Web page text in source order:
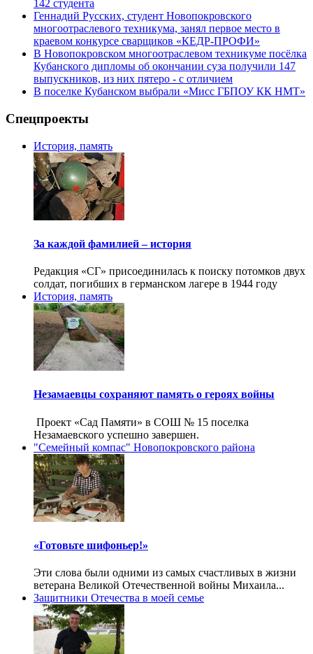
142 студента
Геннадий Русских, студент Новопокровского
многоотраслевого техникума, занял первое место в
краевом конкурсе сварщиков «КЕДР-ПРОФИ»
В Новопокровском многоотраслевом техникуме посёлка
Кубанского дипломы об окончании суза получили 147
выпускников, из них пятеро - с отличием
В поселке Кубанском выбрали «Мисс ГБПОУ КК НМТ»
Спецпроекты
История, память
За каждой фамилией – история
Редакция «СГ» присоединилась к поиску потомков двух
солдат, погибших в германском лагере в 1944 году
История, память
Незамаевцы сохраняют память о героях войны
Проект «Сад Памяти» в СОШ № 15 поселка
Незамаевского успешно завершен.
"Семейный компас" Новопокровского района
«Готовьте шифоньер!»
Эти слова были одними из самых счастливых в жизни
ветерана Великой Отечественной войны Михаила...
Защитники Отечества в моей семье